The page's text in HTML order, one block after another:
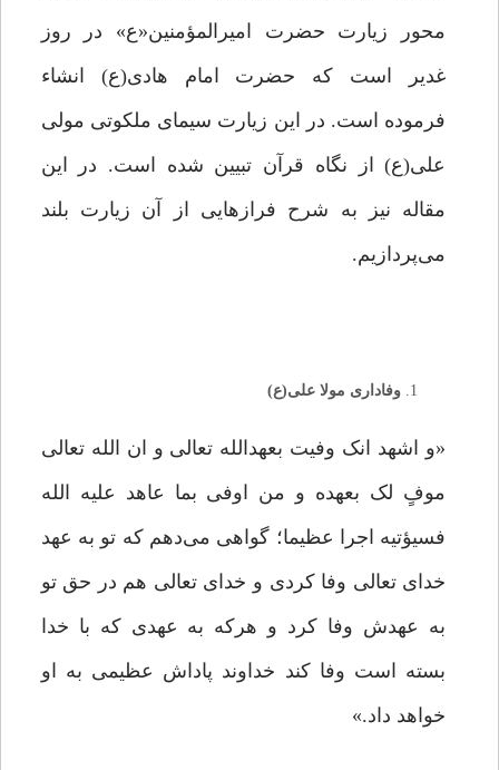
محور زیارت حضرت امیرالمؤمنین«ع» در روز
غدیر است که حضرت امام هادی(ع) انشاء
فرموده است. در این زیارت سیمای ملکوتی مولی
علی(ع) از نگاه قرآن تبیین شده است. در این
مقاله نیز به شرح فرازهایی از آن زیارت بلند
می‌پردازیم.
وفاداری مولا علی(ع)
«و اشهد انک وفیت بعهدالله تعالی و ان الله تعالی
موفٍ لک بعهده و من اوفی بما عاهد علیه الله
فسیؤتیه اجرا عظیما؛ گواهی می‌دهم که تو به عهد
خدای تعالی وفا کردی و خدای تعالی هم در حق تو
به عهدش وفا کرد و هرکه به عهدی که با خدا
بسته است وفا کند خداوند پاداش عظیمی به او
خواهد داد.»